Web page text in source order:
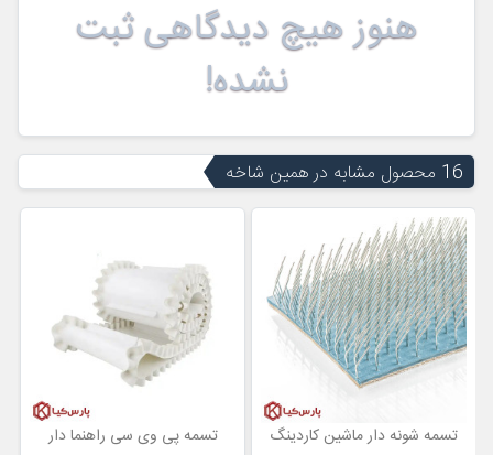
هنوز هیچ دیدگاهی ثبت
نشده!
16 محصول مشابه در همین شاخه
تسمه شونه دار ماشین کاردینگ تسمه پی وی سی راهنما دار